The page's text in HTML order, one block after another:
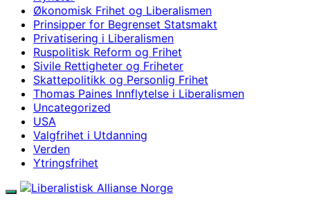
Økonomisk Frihet og Liberalismen
Prinsipper for Begrenset Statsmakt
Privatisering i Liberalismen
Ruspolitisk Reform og Frihet
Sivile Rettigheter og Friheter
Skattepolitikk og Personlig Frihet
Thomas Paines Innflytelse i Liberalismen
Uncategorized
USA
Valgfrihet i Utdanning
Verden
Ytringsfrihet